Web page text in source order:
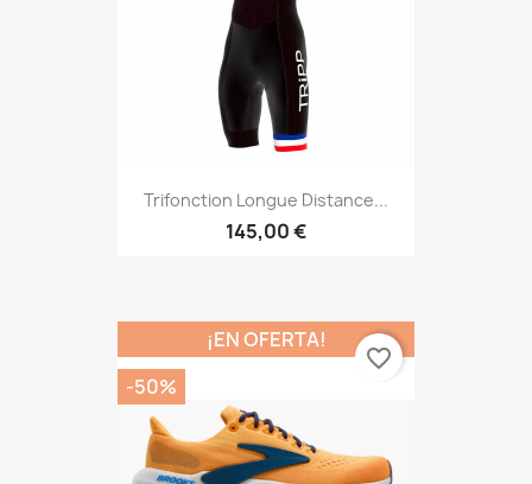
Trifonction Longue Distance...
145,00 €
¡EN OFERTA!
-50%
favorite_border